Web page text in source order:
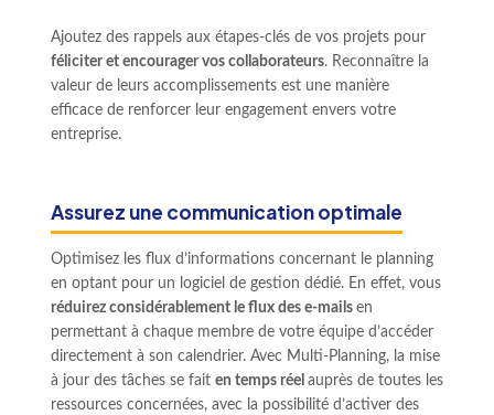
Ajoutez des rappels aux étapes-clés de vos projets pour
féliciter et encourager vos collaborateurs. Reconnaître la
valeur de leurs accomplissements est une manière
efficace de renforcer leur engagement envers votre
entreprise.
Assurez une communication optimale
Optimisez les flux d’informations concernant le planning
en optant pour un logiciel de gestion dédié. En effet, vous
réduirez considérablement le flux des e-mails en
permettant à chaque membre de votre équipe d’accéder
directement à son calendrier. Avec Multi-Planning, la mise
à jour des tâches se fait en temps réel auprès de toutes les
ressources concernées, avec la possibilité d’activer des